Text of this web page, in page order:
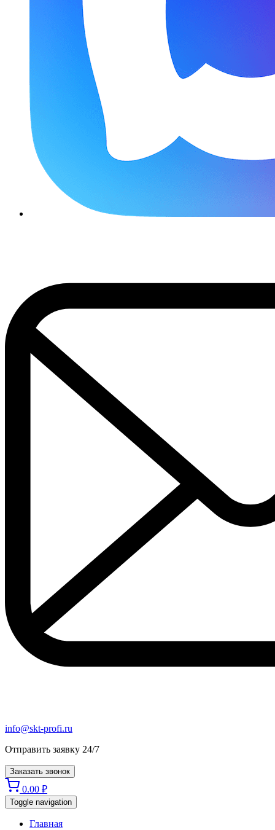
info@skt-profi.ru
Отправить заявку 24/7
Заказать звонок
0.00 ₽
Toggle navigation
Главная